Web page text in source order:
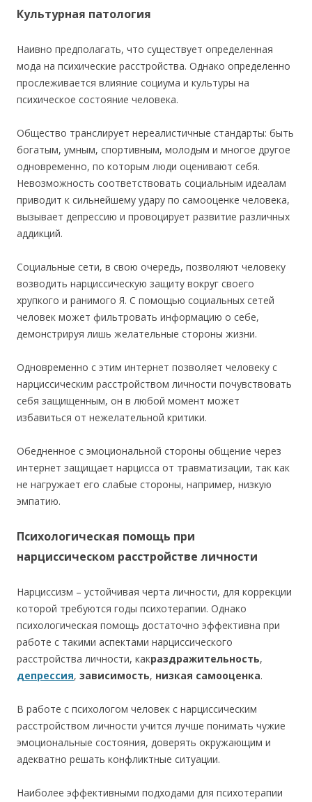
Культурная патология
Наивно предполагать, что существует определенная
мода на психические расстройства. Однако определенно
прослеживается влияние социума и культуры на
психическое состояние человека.
Общество транслирует нереалистичные стандарты: быть
богатым, умным, спортивным, молодым и многое другое
одновременно, по которым люди оценивают себя.
Невозможность соответствовать социальным идеалам
приводит к сильнейшему удару по самооценке человека,
вызывает депрессию и провоцирует развитие различных
аддикций.
Социальные сети, в свою очередь, позволяют человеку
возводить нарциссическую защиту вокруг своего
хрупкого и ранимого Я. С помощью социальных сетей
человек может фильтровать информацию о себе,
демонстрируя лишь желательные стороны жизни.
Одновременно с этим интернет позволяет человеку с
нарциссическим расстройством личности почувствовать
себя защищенным, он в любой момент может
избавиться от нежелательной критики.
Обедненное с эмоциональной стороны общение через
интернет защищает нарцисса от травматизации, так как
не нагружает его слабые стороны, например, низкую
эмпатию.
Психологическая помощь при
нарциссическом расстройстве личности
Нарциссизм – устойчивая черта личности, для коррекции
которой требуются годы психотерапии. Однако
психологическая помощь достаточно эффективна при
работе с такими аспектами нарциссического
расстройства личности, какраздражительность,
депрессия, зависимость, низкая самооценка.
В работе с психологом человек с нарциссическим
расстройством личности учится лучше понимать чужие
эмоциональные состояния, доверять окружающим и
адекватно решать конфликтные ситуации.
Наиболее эффективными подходами для психотерапии